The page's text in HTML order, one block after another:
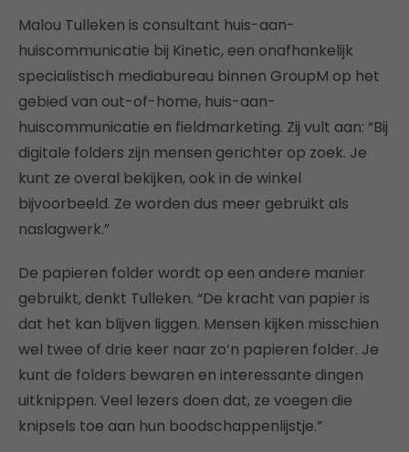
Malou Tulleken is consultant huis-aan-
huiscommunicatie bij Kinetic, een onafhankelijk
specialistisch mediabureau binnen GroupM op het
gebied van out-of-home, huis-aan-
huiscommunicatie en fieldmarketing. Zij vult aan: “Bij
digitale folders zijn mensen gerichter op zoek. Je
kunt ze overal bekijken, ook in de winkel
bijvoorbeeld. Ze worden dus meer gebruikt als
naslagwerk.”
De papieren folder wordt op een andere manier
gebruikt, denkt Tulleken. “De kracht van papier is
dat het kan blijven liggen. Mensen kijken misschien
wel twee of drie keer naar zo’n papieren folder. Je
kunt de folders bewaren en interessante dingen
uitknippen. Veel lezers doen dat, ze voegen die
knipsels toe aan hun boodschappenlijstje.”